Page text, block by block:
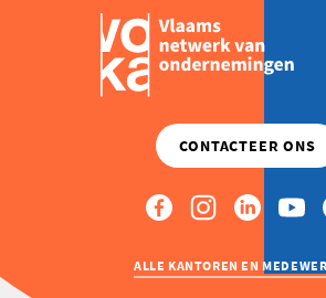
ALLE KANTOREN EN